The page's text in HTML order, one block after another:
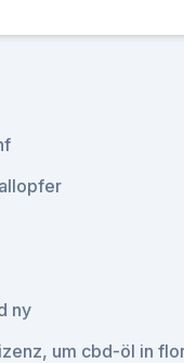
ny
um cbd-öl in